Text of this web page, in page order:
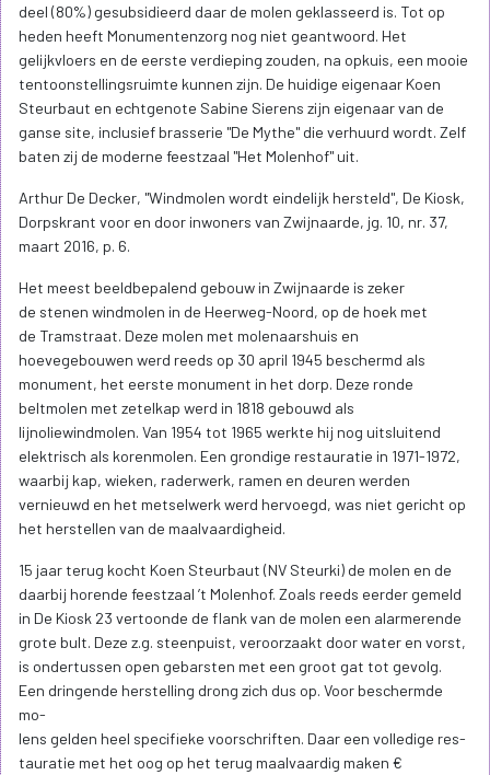
deel (80%) gesubsidieerd daar de molen geklasseerd is. Tot op
heden heeft Monumentenzorg nog niet geantwoord. Het
gelijkvloers en de eerste verdieping zouden, na opkuis, een mooie
tentoonstellingsruimte kunnen zijn. De huidige eigenaar Koen
Steurbaut en echtgenote Sabine Sierens zijn eigenaar van de
ganse site, inclusief brasserie "De Mythe" die verhuurd wordt. Zelf
baten zij de moderne feestzaal "Het Molenhof" uit.
Arthur De Decker, "Windmolen wordt eindelijk hersteld", De Kiosk,
Dorpskrant voor en door inwoners van Zwijnaarde, jg. 10, nr. 37,
maart 2016, p. 6.
Het meest beeldbepalend gebouw in Zwijnaarde is zeker
de stenen windmolen in de Heerweg-Noord, op de hoek met
de Tramstraat. Deze molen met molenaarshuis en
hoevegebouwen werd reeds op 30 april 1945 beschermd als
monument, het eerste monument in het dorp. Deze ronde
beltmolen met zetelkap werd in 1818 gebouwd als
lijnoliewindmolen. Van 1954 tot 1965 werkte hij nog uitsluitend
elektrisch als korenmolen. Een grondige restauratie in 1971-1972,
waarbij kap, wieken, raderwerk, ramen en deuren werden
vernieuwd en het metselwerk werd hervoegd, was niet gericht op
het herstellen van de maalvaardigheid.
15 jaar terug kocht Koen Steurbaut (NV Steurki) de molen en de
daarbij horende feestzaal ’t Molenhof. Zoals reeds eerder gemeld
in De Kiosk 23 vertoonde de flank van de molen een alarmerende
grote bult. Deze z.g. steenpuist, veroorzaakt door water en vorst,
is ondertussen open gebarsten met een groot gat tot gevolg.
Een dringende herstelling drong zich dus op. Voor beschermde
mo-
lens gelden heel specifieke voorschriften. Daar een volledige res-
tauratie met het oog op het terug maalvaardig maken €